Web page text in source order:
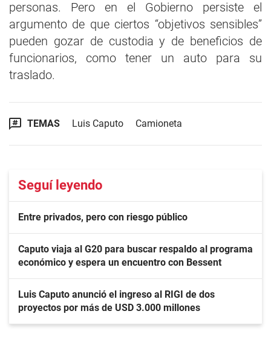
personas. Pero en el Gobierno persiste el
argumento de que ciertos “objetivos sensibles”
pueden gozar de custodia y de beneficios de
funcionarios, como tener un auto para su
traslado.
TEMAS Luis Caputo Camioneta
Seguí leyendo
Entre privados, pero con riesgo público
Caputo viaja al G20 para buscar respaldo al programa
económico y espera un encuentro con Bessent
Luis Caputo anunció el ingreso al RIGI de dos
proyectos por más de USD 3.000 millones